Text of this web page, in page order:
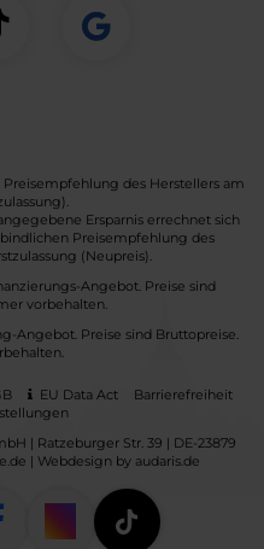
des Herstellers am
Ersparnis errechnet sich
Preisempfehlung des
(Neupreis).
Angebot. Preise sind
vorbehalten.
Angebot. Preise sind Bruttopreise.
EU Data Act
Barrierefreiheit
| Ratzeburger Str. 39 | DE-23879
| Webdesign by audaris.de